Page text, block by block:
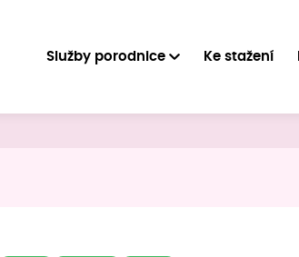
Služby porodnice Ke stažení